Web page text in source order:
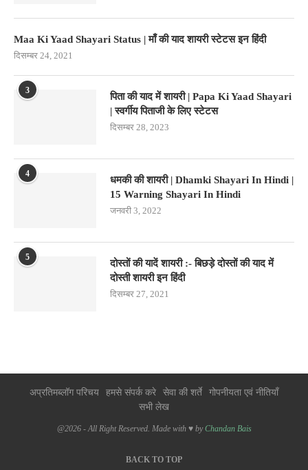
Maa Ki Yaad Shayari Status | माँ की याद शायरी स्टेटस इन हिंदी
दिसम्बर 24, 2021
3
पिता की याद में शायरी | Papa Ki Yaad Shayari
| स्वर्गीय पिताजी के लिए स्टेटस
दिसम्बर 28, 2023
4
धमकी की शायरी | Dhamki Shayari In Hindi |
15 Warning Shayari In Hindi
जनवरी 3, 2022
5
दोस्तों की यादें शायरी :- बिछड़े दोस्तों की याद में
दोस्ती शायरी इन हिंदी
दिसम्बर 27, 2021
अप्रतिमब्लॉग परिचय हमसे संपर्क करे सेवा की शर्ते
गोपनीयता एवं नीतियाँ
सभी लेख
@2026 - All Right Reserved. Made with ♥ byChandan Bais
BACK TO TOP